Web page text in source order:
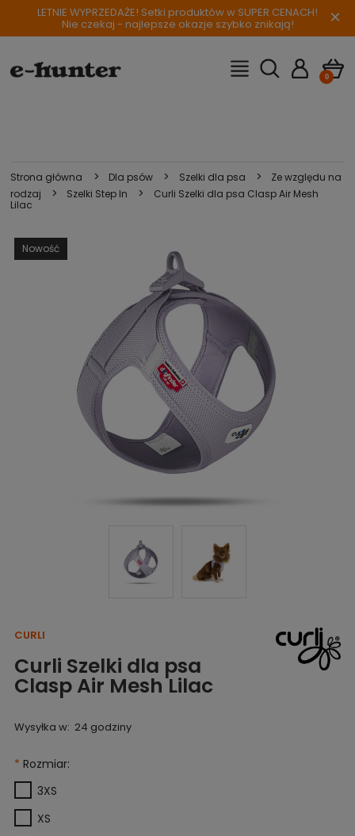
LETNIE WYPRZEDAŻE! Setki produktów w SUPER CENACH!
Nie czekaj - najlepsze okazje szybko znikają! ×
Strona główna > Dla psów > Szelki dla psa >
Ze względu na
rodzaj
> Szelki Step In >
Curli Szelki dla psa Clasp Air Mesh
Lilac
Nowość
CURLI
Curli Szelki dla psa
Clasp Air Mesh Lilac
Wysyłka w: 24 godziny
* Rozmiar:
3XS
XS